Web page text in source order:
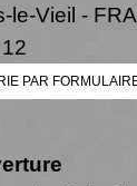
le-Vieil -
PAR